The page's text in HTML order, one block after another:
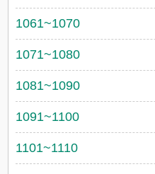
1061~1070
1071~1080
1081~1090
1091~1100
1101~1110